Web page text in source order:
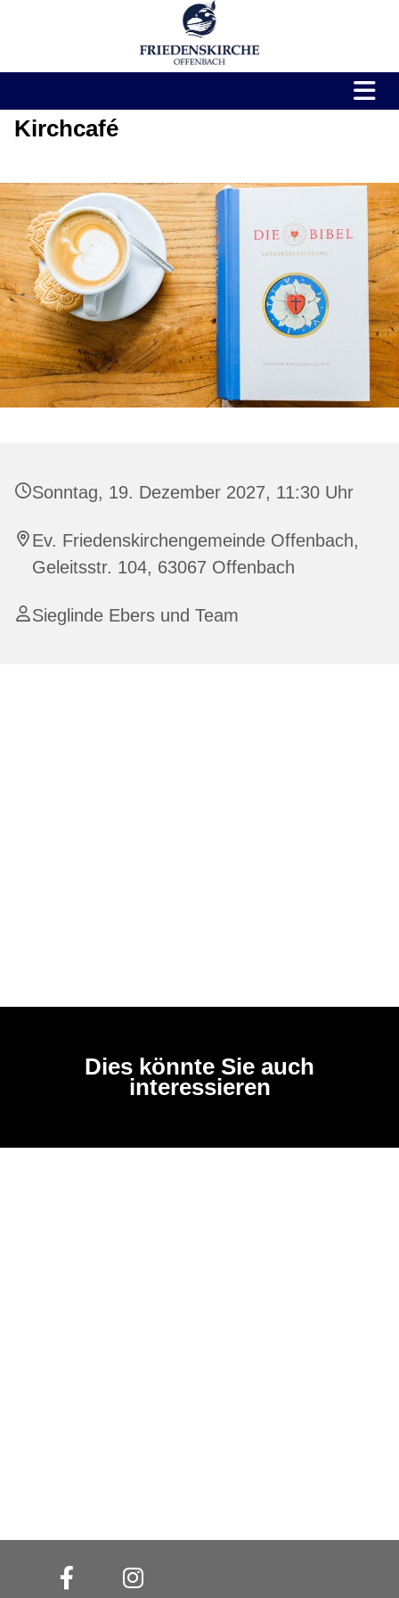
Kirchcafé
Sonntag, 19. Dezember 2027, 11:30 Uhr
Ev. Friedenskirchengemeinde Offenbach,
Geleitsstr. 104, 63067 Offenbach
Sieglinde Ebers und Team
Dies könnte Sie auch
interessieren